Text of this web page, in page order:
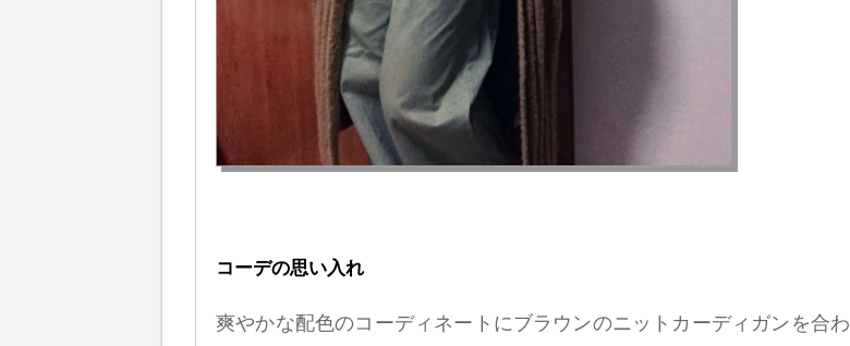
コーデの思い入れ
爽やかな配色のコーディネートにブラウンのニットカーディガンを合わ